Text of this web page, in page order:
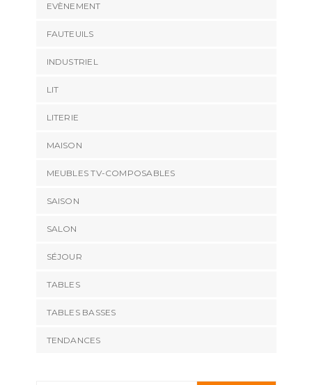
EVÈNEMENT
FAUTEUILS
INDUSTRIEL
LIT
LITERIE
MAISON
MEUBLES TV-COMPOSABLES
SAISON
SALON
SÉJOUR
TABLES
TABLES BASSES
TENDANCES